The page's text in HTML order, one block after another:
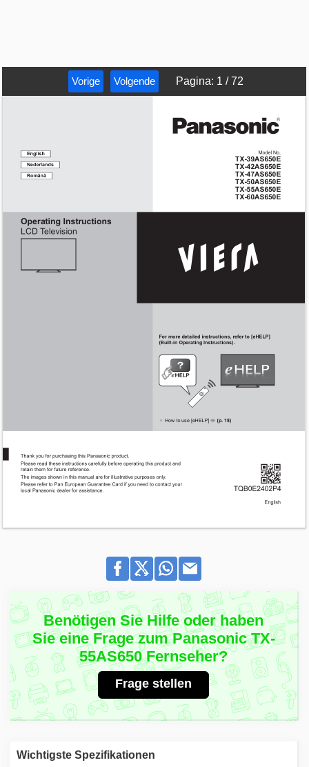
Vorige Volgende Pagina: 1 /72
Benötigen Sie Hilfe oder haben
Sie eine Frage zum Panasonic TX-
55AS650 Fernseher?
Frage stellen
Wichtigste Spezifikationen